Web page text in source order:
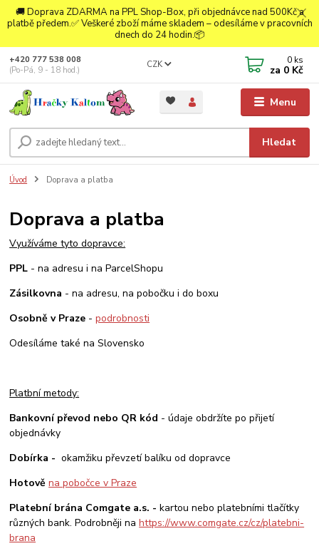
🚚 Doprava ZDARMA na PPL Shop-Box, při objednávce nad 500Kč a
platbě předem.✅ Veškeré zboží máme skladem – odesíláme v pracovních
dnech do 24 hodin.📦
Menu
CZK
Hledat
+420 777 538 008
(Po-Pá, 9 - 18 hod.)
0 ks
za 0 Kč
Úvod Doprava a platba
Doprava a platba
Využíváme tyto dopravce:
PPL - na adresu i na ParcelShopu
Zásilkovna - na adresu, na pobočku i do boxu
Osobně v Praze -podrobnosti
Odesíláme také na Slovensko
Platbní metody:
Bankovní převod nebo QR kód - údaje obdržíte po přijetí
objednávky
Dobírka -okamžiku převzetí balíku od dopravce
Hotověna pobočce v Praze
Platební brána Comgate a.s. -kartou nebo platebními tlačítky
různých bank. Podrobněji nahttps://www.comgate.cz/cz/platebni-
brana